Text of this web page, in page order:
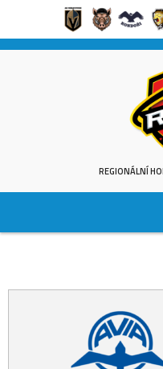
Skip
REGIONÁLNÍ